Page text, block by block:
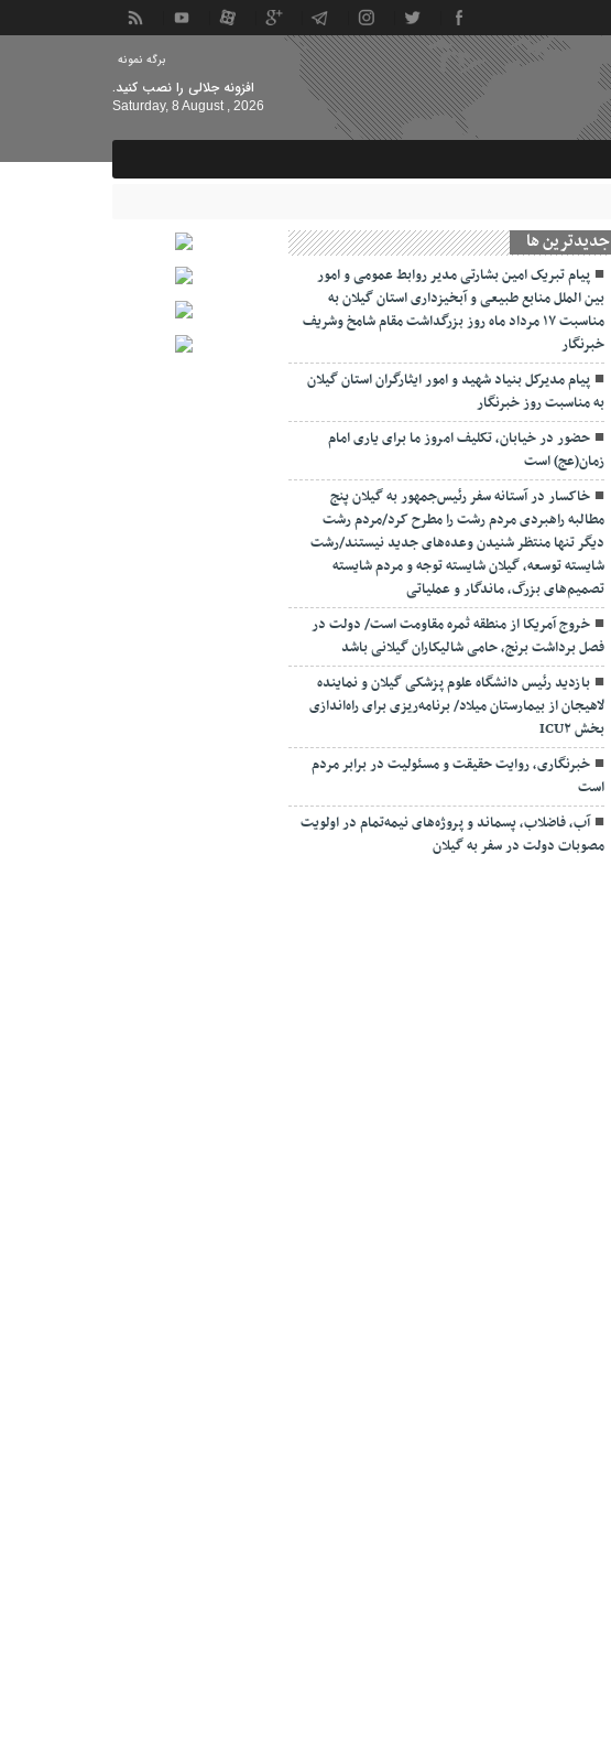
برگه نمونه
افزونه جلالی را نصب کنید.
Saturday, 8 August , 2026
جديدترين ها
پیام تبریک امین بشارتی مدیر روابط عمومی و امور
بین الملل منابع طبیعی و آبخیزداری استان گیلان به
مناسبت ۱۷ مرداد ماه روز بزرگداشت مقام شامخ وشریف
خبرنگار
پیام مدیرکل بنیاد شهید و امور ایثارگران استان گیلان
به مناسبت روز خبرنگار
حضور در خیابان، تکلیف امروز ما برای یاری امام
زمان(عج) است
خاکسار در آستانه سفر رئیس‌جمهور به گیلان پنج
مطالبه راهبردی مردم رشت را مطرح کرد/مردم رشت
دیگر تنها منتظر شنیدن وعده‌های جدید نیستند/رشت
شایسته توسعه، گیلان شایسته توجه و مردم شایسته
تصمیم‌های بزرگ، ماندگار و عملیاتی
خروج آمریکا از منطقه ثمره مقاومت است/ دولت در
فصل برداشت برنج، حامی شالیکاران گیلانی باشد
بازدید رئیس دانشگاه علوم پزشکی گیلان و نماینده
لاهیجان از بیمارستان میلاد/ برنامه‌ریزی برای راه‌اندازی
بخش ICU۲
خبرنگاری، روایت حقیقت و مسئولیت‌ در برابر مردم
است
آب، فاضلاب، پسماند و پروژه‌های نیمه‌تمام در اولویت
مصوبات دولت در سفر به گیلان